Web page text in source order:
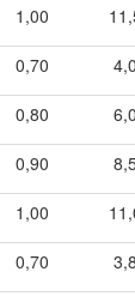
1,00
0,70 4,0
0,80 6,0
0,90
1,00
0,70 3,8